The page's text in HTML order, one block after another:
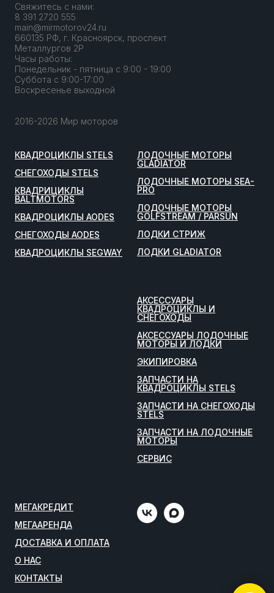
Свяжитесь с нами:
8 391 2720 555
main@mirmotorov24.ru
660135 РФ, г. Красноярск, проспект
Металлургов 2Р
Часы работы:
Понедельник - пятница с 9:00 - 19:00
Суббота с 9:00-17:00
Воскресенье выходной
2016-2026 Мир моторов
КВАДРОЦИКЛЫ STELS
СНЕГОХОДЫ STELS
КВАДРИЦИКЛЫ
BALTMOTORS
КВАДРОЦИКЛЫ AODES
СНЕГОХОДЫ AODES
КВАДРОЦИКЛЫ SEGWAY
ЛОДОЧНЫЕ МОТОРЫ
GLADIATOR
ЛОДОЧНЫЕ МОТОРЫ SEA-
PRO
ЛОДОЧНЫЕ МОТОРЫ
GOLFSTREAM / PARSUN
ЛОДКИ СТРИЖ
ЛОДКИ GLADIATOR
АКСЕССУАРЫ
КВАДРОЦИКЛЫ И
СНЕГОХОДЫ
АКСЕССУАРЫ ЛОДОЧНЫЕ
МОТОРЫ И ЛОДКИ
ЭКИПИРОВКА
ЗАПЧАСТИ НА
КВАДРОЦИКЛЫ STELS
ЗАПЧАСТИ НА СНЕГОХОДЫ
STELS
ЗАПЧАСТИ НА ЛОДОЧНЫЕ
МОТОРЫ
СЕРВИС
МЕГАКРЕДИТ
МЕГААРЕНДА
ДОСТАВКА И ОПЛАТА
О НАС
КОНТАКТЫ